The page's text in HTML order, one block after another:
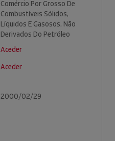
Comércio Por Grosso De
Combustíveis Sólidos,
Líquidos E Gasosos, Não
Derivados Do Petróleo
Aceder
Aceder
2000/02/29